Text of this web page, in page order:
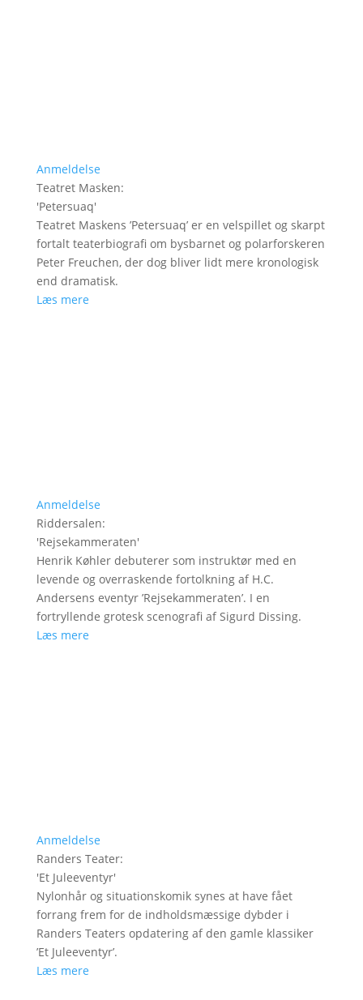
Anmeldelse
Teatret Masken:
'Petersuaq'
Teatret Maskens ’Petersuaq’ er en velspillet og skarpt
fortalt teaterbiografi om bysbarnet og polarforskeren
Peter Freuchen, der dog bliver lidt mere kronologisk
end dramatisk.
Læs mere
Anmeldelse
Riddersalen:
'Rejsekammeraten'
Henrik Køhler debuterer som instruktør med en
levende og overraskende fortolkning af H.C.
Andersens eventyr ’Rejsekammeraten’. I en
fortryllende grotesk scenografi af Sigurd Dissing.
Læs mere
Anmeldelse
Randers Teater:
'Et Juleeventyr'
Nylonhår og situationskomik synes at have fået
forrang frem for de indholdsmæssige dybder i
Randers Teaters opdatering af den gamle klassiker
’Et Juleeventyr’.
Læs mere